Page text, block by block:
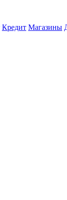
Кредит Магазины